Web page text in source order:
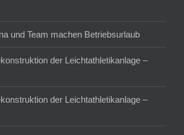
und Team machen Betriebsurlaub
der Leichtathletikanlage –
der Leichtathletikanlage –